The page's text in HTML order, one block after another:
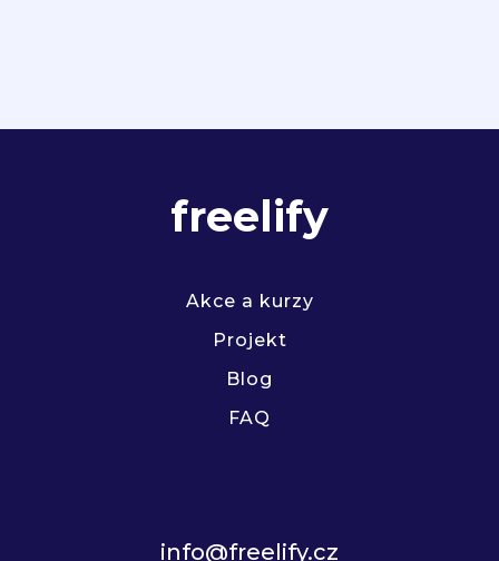
freelify
Akce a kurzy
Projekt
Blog
FAQ
info@freelify.cz